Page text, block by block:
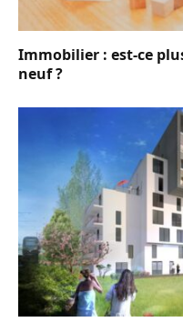
Immobilier : est-ce
neuf ?